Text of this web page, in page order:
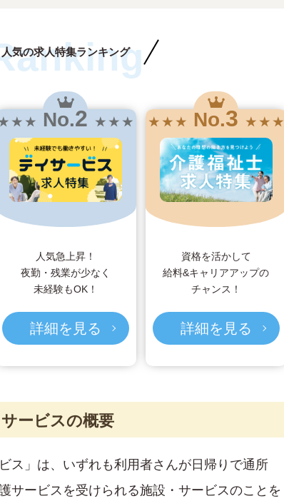
人気の求人特集ランキング
★ ★ No.2 ★ ★ ★
人気急上昇！
夜勤・残業が少なく
未経験もOK！
詳細を見る
★ ★ ★ No.3 ★ ★ ★
資格を活かして
給料&キャリアアップの
チャンス！
詳細を見る
ービスの概要
ス」は、いずれも利用者さんが日帰りで通所
サービスを受けられる施設・サービスのことを